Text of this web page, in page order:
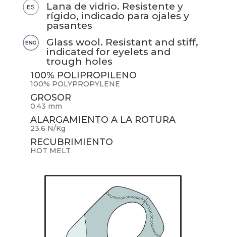
Lana de vidrio. Resistente y
rígido, indicado para ojales y
pasantes
Glass wool. Resistant and stiff,
indicated for eyelets and
trough holes
100% POLIPROPILENO
100% POLYPROPYLENE
GROSOR
0,43 mm
ALARGAMIENTO A LA ROTURA
23.6 N/Kg
RECUBRIMIENTO
HOT MELT